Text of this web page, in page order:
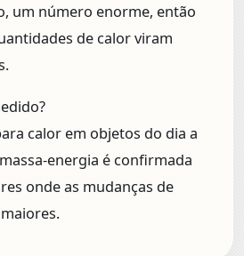
um número enorme, então
de calor viram
calor em objetos do dia a
energia é confirmada
onde as mudanças de